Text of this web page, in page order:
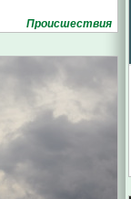
Проиcшествия